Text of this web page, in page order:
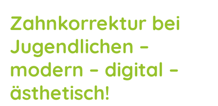
Zahnkorrektur bei
Jugendlichen –
modern – digital –
ästhetisch!